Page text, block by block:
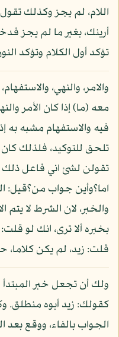
اللام، لم يجز وكذلك
أرينك، بغير ما لم يجز
تؤكد أول الكلام وتؤكد
والامر، والنهي،
معه (ما) إذا كان الأمر
فيه والاستفهام مشبه به
تلحق للتوكيد، فلذلك
اما؟وأين جواب من؟قيل:
والخبر، لان الشرط لا يتم
بخبره ألا ترى، انك لو
قلت: زيد، لم يكن كلاما،
ولك أن تجعل خبر
كقولك: زيد أبوه منطلق.
الجواب بالفاء، ووقع بعد